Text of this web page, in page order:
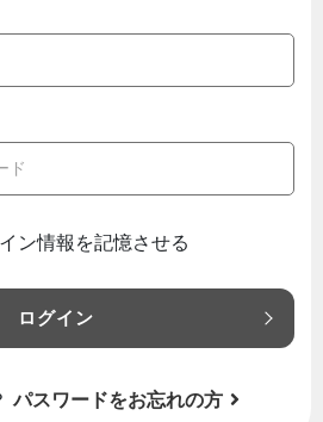
ン情報を記憶させる
ログイン
パスワードをお忘れの方